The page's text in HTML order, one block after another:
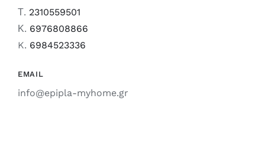
Τ. 2310559501
Κ. 6976808866
K. 6984523336
EMAIL
info@epipla-myhome.gr